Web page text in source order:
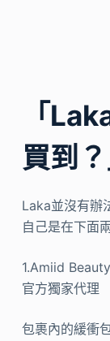
「
買到？
Laka並沒有辦
自己是在下面
1.Amiid
官方獨家代理
包裹內的緩衝